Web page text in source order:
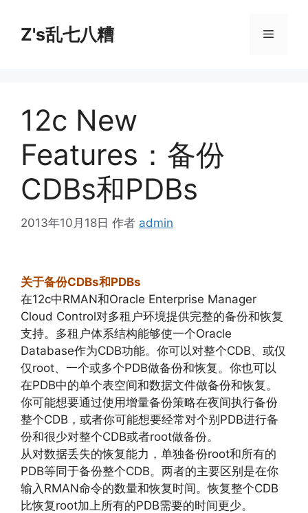
Z's乱七八糟 菜
12c New
Features：备份
CDBs和PDBs
2013年10月18日 作者 admin
关于备份CDBs和PDBs
在12c中RMAN和Oracle Enterprise Manager
Cloud Control对多租户环境提供完整的备份和恢复
支持。多租户体系结构能够使一个Oracle
Database作为CDB功能。你可以对整个CDB、或仅
仅root、一个或多个PDB做备份和恢复。你也可以
在PDB中的单个表空间和数据文件做备份和恢复。
你可能想要通过使用增量备份策略在夜间执行备份
整个CDB，或者你可能想要经常对个别PDB进行备
份和很少对整个CDB或者root做备份。
从对数据丢失的恢复能力，单独备份root和所有的
PDB等同于备份整个CDB。两者的主要区别是在你
输入RMAN命令的数量和恢复时间。恢复整个CDB
比恢复root加上所有的PDB需要的时间更少。